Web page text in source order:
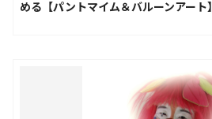
める【パントマイム＆バルーンアート】